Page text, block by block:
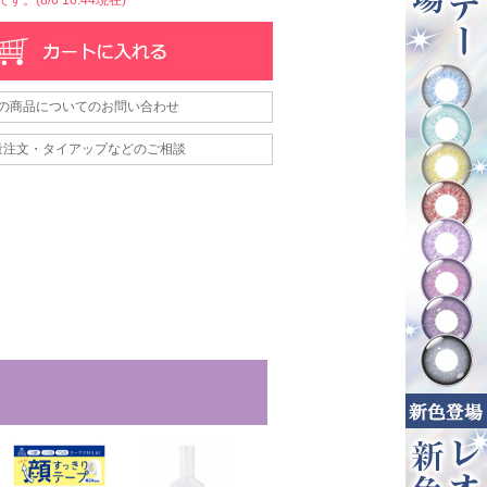
商品についてのお問い合わせ
注文・タイアップなどのご相談